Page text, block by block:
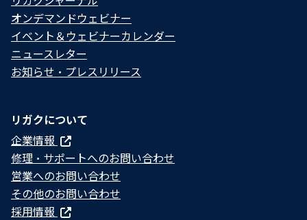
オンデマンドウェビナー
イベント＆ウェビナーカレンダー
ニュースレター
お知らせ・プレスリリース
リガクについて
企業情報
修理・サポートへのお問い合わせ
営業へのお問い合わせ
その他のお問い合わせ
採用情報